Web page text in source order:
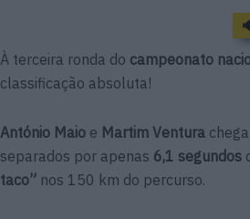
À terceira ronda do campeonato
classificação absoluta!
António Maio e Martim Ventura
separados por apenas 6,1 segundos
taco” nos 150 km do percurso.